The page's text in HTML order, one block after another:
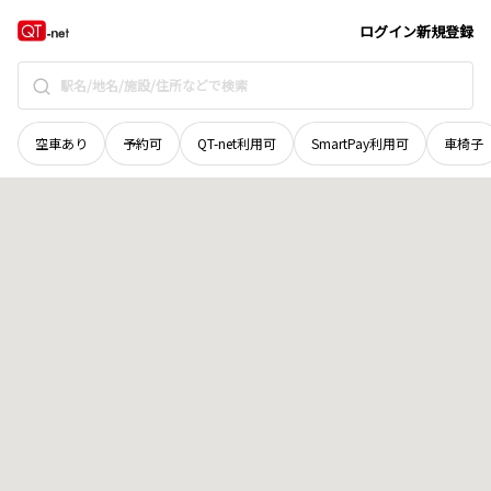
ログイン新規登録
空車あり 予約可 QT-net利用可 SmartPay利用可 車椅子
山口県